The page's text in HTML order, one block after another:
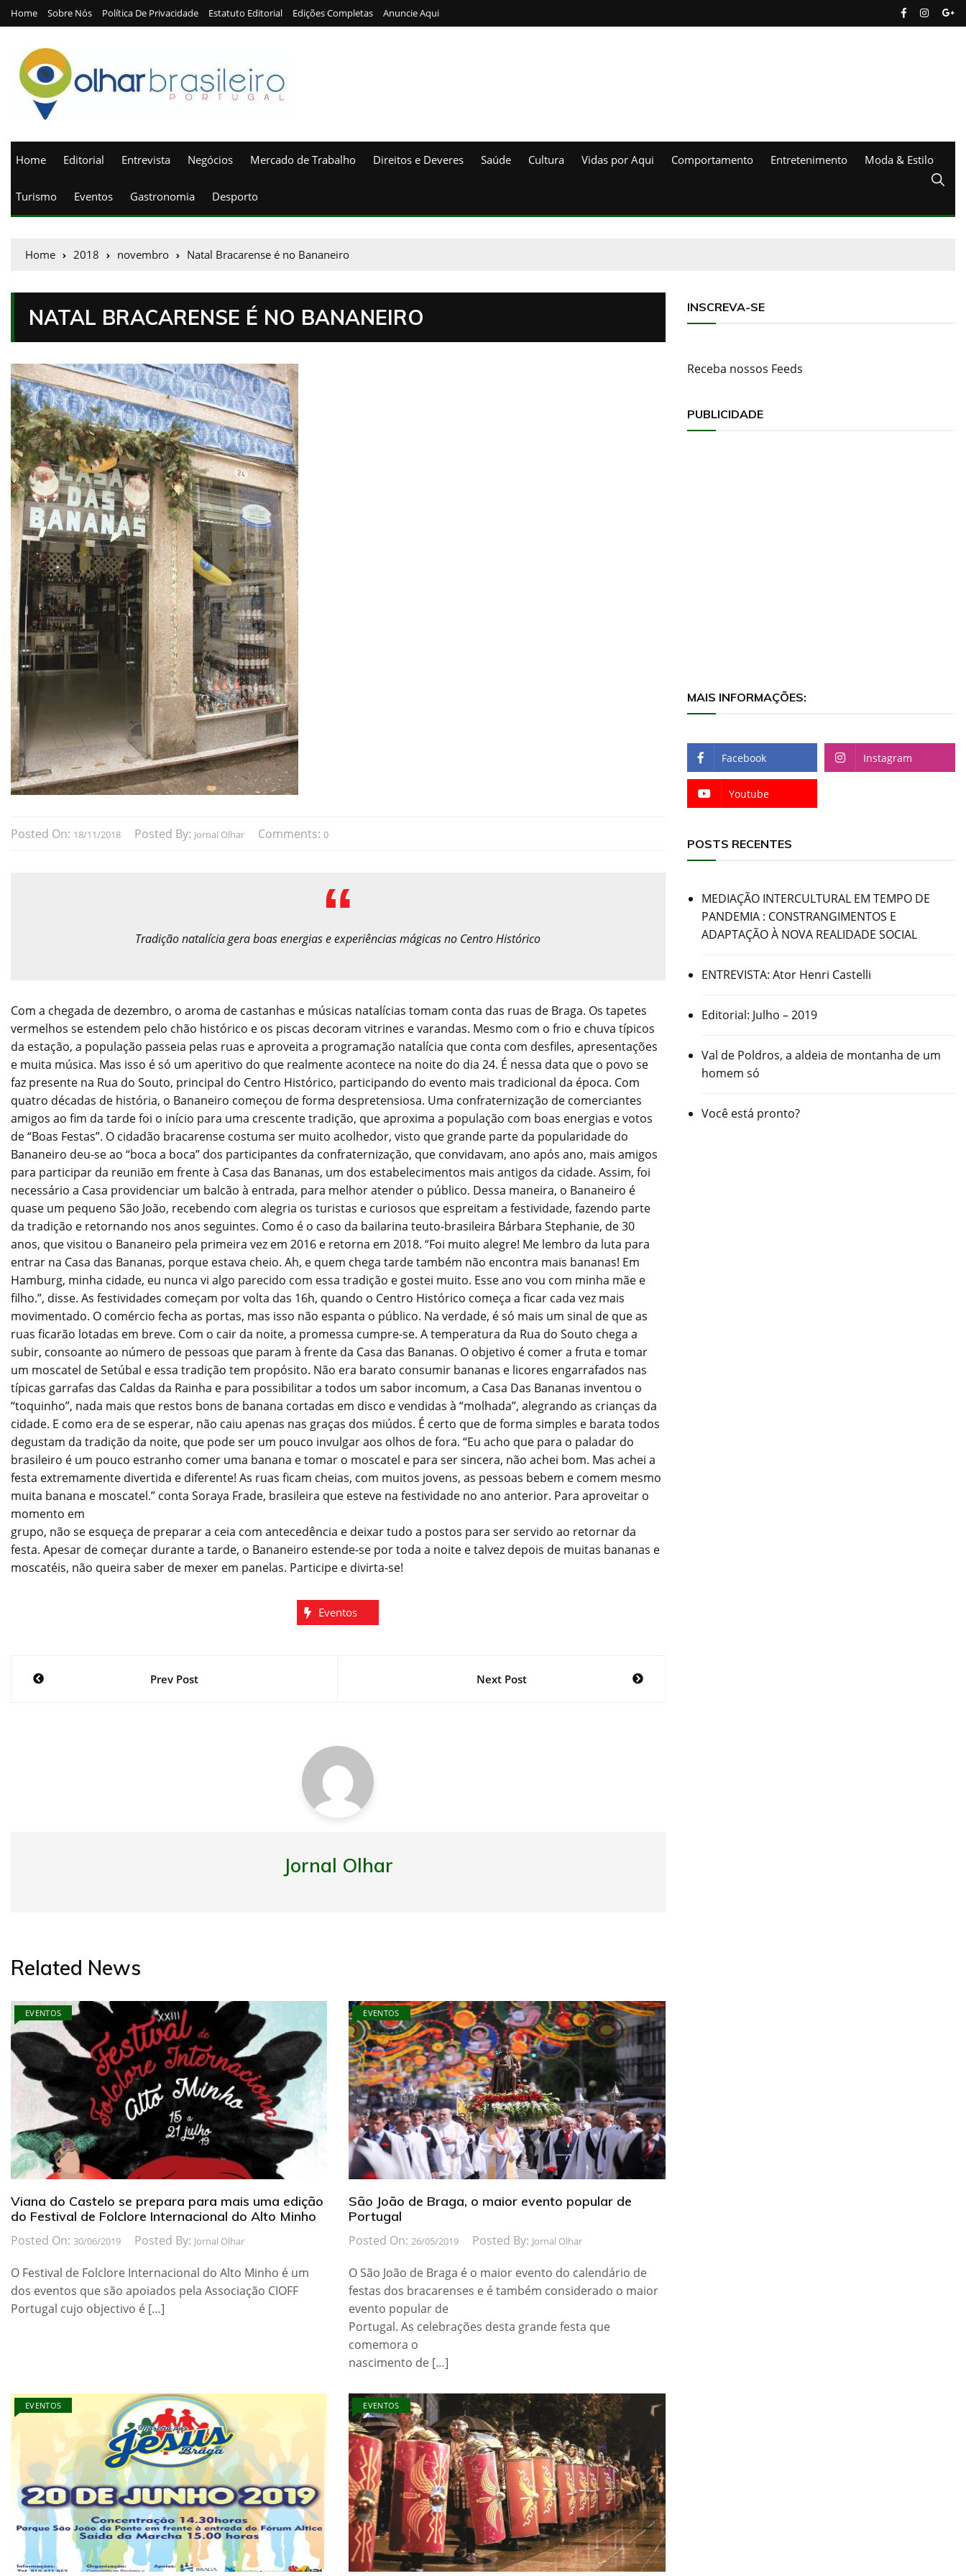
Home Sobre Nós Política De Privacidade Estatuto Editorial Edições Completas Anuncie Aqui
Home Editorial Entrevista Negócios Mercado de Trabalho Direitos e Deveres Saúde Cultura Vidas por Aqui Comportamento Entretenimento Moda & Estilo
Turismo Eventos Gastronomia Desporto
Home 2018 novembro Natal Bracarense é no Bananeiro
NATAL BRACARENSE É NO BANANEIRO
Posted On: 18/11/2018 Posted By: Jornal Olhar Comments: 0
Tradição natalícia gera boas energias e experiências mágicas no Centro Histórico
Com a chegada de dezembro, o aroma de castanhas e músicas natalícias tomam conta das ruas de Braga. Os tapetes
vermelhos se estendem pelo chão histórico e os piscas decoram vitrines e varandas. Mesmo com o frio e chuva típicos
da estação, a população passeia pelas ruas e aproveita a programação natalícia que conta com desfiles, apresentações
e muita música. Mas isso é só um aperitivo do que realmente acontece na noite do dia 24. É nessa data que o povo se
faz presente na Rua do Souto, principal do Centro Histórico, participando do evento mais tradicional da época. Com
quatro décadas de história, o Bananeiro começou de forma despretensiosa. Uma confraternização de comerciantes
amigos ao fim da tarde foi o início para uma crescente tradição, que aproxima a população com boas energias e votos
de “Boas Festas”. O cidadão bracarense costuma ser muito acolhedor, visto que grande parte da popularidade do
Bananeiro deu-se ao “boca a boca” dos participantes da confraternização, que convidavam, ano após ano, mais amigos
para participar da reunião em frente à Casa das Bananas, um dos estabelecimentos mais antigos da cidade. Assim, foi
necessário a Casa providenciar um balcão à entrada, para melhor atender o público. Dessa maneira, o Bananeiro é
quase um pequeno São João, recebendo com alegria os turistas e curiosos que espreitam a festividade, fazendo parte
da tradição e retornando nos anos seguintes. Como é o caso da bailarina teuto-brasileira Bárbara Stephanie, de 30
anos, que visitou o Bananeiro pela primeira vez em 2016 e retorna em 2018. “Foi muito alegre! Me lembro da luta para
entrar na Casa das Bananas, porque estava cheio. Ah, e quem chega tarde também não encontra mais bananas! Em
Hamburg, minha cidade, eu nunca vi algo parecido com essa tradição e gostei muito. Esse ano vou com minha mãe e
filho.”, disse. As festividades começam por volta das 16h, quando o Centro Histórico começa a ficar cada vez mais
movimentado. O comércio fecha as portas, mas isso não espanta o público. Na verdade, é só mais um sinal de que as
ruas ficarão lotadas em breve. Com o cair da noite, a promessa cumpre-se. A temperatura da Rua do Souto chega a
subir, consoante ao número de pessoas que param à frente da Casa das Bananas. O objetivo é comer a fruta e tomar
um moscatel de Setúbal e essa tradição tem propósito. Não era barato consumir bananas e licores engarrafados nas
típicas garrafas das Caldas da Rainha e para possibilitar a todos um sabor incomum, a Casa Das Bananas inventou o
“toquinho”, nada mais que restos bons de banana cortadas em disco e vendidas à “molhada”, alegrando as crianças da
cidade. E como era de se esperar, não caiu apenas nas graças dos miúdos. É certo que de forma simples e barata todos
degustam da tradição da noite, que pode ser um pouco invulgar aos olhos de fora. “Eu acho que para o paladar do
brasileiro é um pouco estranho comer uma banana e tomar o moscatel e para ser sincera, não achei bom. Mas achei a
festa extremamente divertida e diferente! As ruas ficam cheias, com muitos jovens, as pessoas bebem e comem mesmo
muita banana e moscatel.” conta Soraya Frade, brasileira que esteve na festividade no ano anterior. Para aproveitar o
momento em
grupo, não se esqueça de preparar a ceia com antecedência e deixar tudo a postos para ser servido ao retornar da
festa. Apesar de começar durante a tarde, o Bananeiro estende-se por toda a noite e talvez depois de muitas bananas e
moscatéis, não queira saber de mexer em panelas. Participe e divirta-se!
Eventos
Navegação
Prev Post Next Post
Jornal Olhar
Related News
EVENTOS
Viana do Castelo se prepara para mais uma edição
do Festival de Folclore Internacional do Alto Minho
Posted On: 30/06/2019 Posted By: Jornal Olhar
O Festival de Folclore Internacional do Alto Minho é um
dos eventos que são apoiados pela Associação CIOFF
Portugal cujo objectivo é […]
EVENTOS
São João de Braga, o maior evento popular de
Portugal
Posted On:26/05/2019 Posted By: Jornal Olhar
O São João de Braga é o maior evento do calendário de
festas dos bracarenses e é também considerado o maior
evento popular de
Portugal. As celebrações desta grande festa que
comemora o
nascimento de […]
EVENTOS EVENTOS
INSCREVA-SE
Receba nossos Feeds
PUBLICIDADE
MAIS INFORMAÇÕES:
Facebook Instagram
Youtube
POSTS RECENTES
MEDIAÇÃO INTERCULTURAL EM TEMPO DE
PANDEMIA : CONSTRANGIMENTOS E
ADAPTAÇÃO À NOVA REALIDADE SOCIAL
ENTREVISTA: Ator Henri Castelli
Editorial: Julho – 2019
Val de Poldros, a aldeia de montanha de um
homem só
Você está pronto?